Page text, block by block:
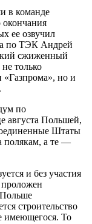
в команде
окончания
ее озвучил
по ТЭК Андрей
сжиженный
только
«Газпрома», но и
по
августа Польшей,
Штаты
полякам, а те —
и без участия
Польше
строительство
имеющегося. То